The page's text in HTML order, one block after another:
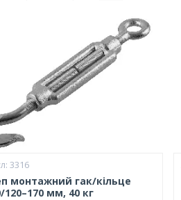
3316
монтажний гак/кільце
120–170 мм, 40 кг